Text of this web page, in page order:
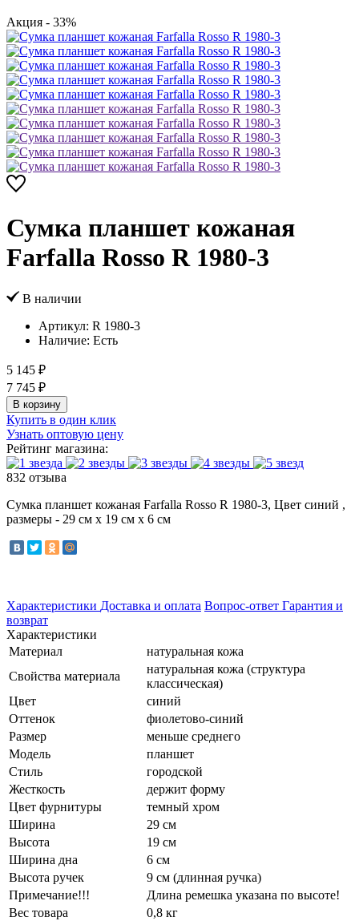
Акция - 33%
Сумка планшет кожаная
Farfalla Rosso R 1980-3
В наличии
Артикул: R 1980-3
Наличие: Есть
5 145 ₽
7 745 ₽
В корзину
Купить в один клик
Узнать оптовую цену
Рейтинг магазина:
832 отзыва
Сумка планшет кожаная Farfalla Rosso R 1980-3, Цвет синий ,
размеры - 29 см x 19 см x 6 см
Характеристики Доставка и оплата Вопрос-ответ Гарантия и
возврат
Характеристики
Материал
натуральная кожа
Свойства материала
натуральная кожа (структура
классическая)
Цвет
синий
Оттенок
фиолетово-синий
Размер
меньше среднего
Модель
планшет
Стиль
городской
Жесткость
держит форму
Цвет фурнитуры
темный хром
Ширина
29 см
Высота
19 см
Ширина дна
6 см
Высота ручек
9 см (длинная ручка)
Примечание!!!
Длина ремешка указана по высоте!
Вес товара
0,8 кг